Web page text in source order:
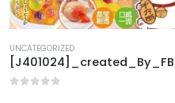
UNCATEGORIZED
[J401024]_created_By_FB